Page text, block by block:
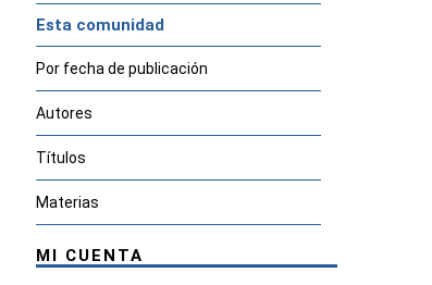
Esta comunidad
Por fecha de publicación
Autores
Títulos
Materias
MI CUENTA